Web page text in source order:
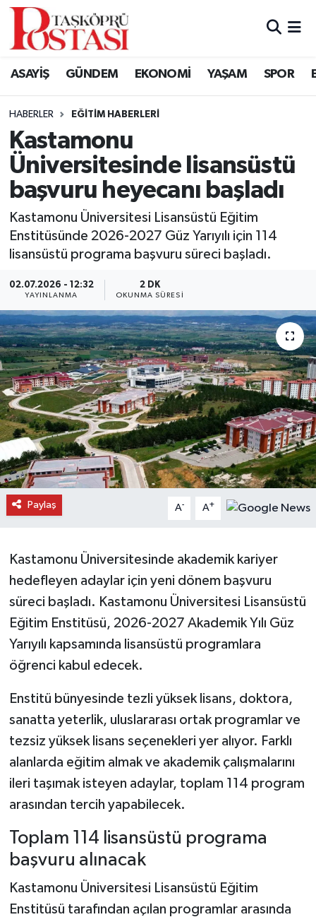
ASAYİŞ GÜNDEM EKONOMİ YAŞAM SPOR
HABERLER EĞITIM HABERLERI
Kastamonu
Üniversitesinde lisansüstü
başvuru heyecanı başladı
Kastamonu Üniversitesi Lisansüstü Eğitim
Enstitüsünde 2026-2027 Güz Yarıyılı için 114
lisansüstü programa başvuru süreci başladı.
02.07.2026 - 12:32
YAYINLANMA
2 DK
OKUNMA SÜRESI
Paylaş A- A+
Kastamonu Üniversitesinde akademik kariyer
hedefleyen adaylar için yeni dönem başvuru
süreci başladı. Kastamonu Üniversitesi Lisansüstü
Eğitim Enstitüsü, 2026-2027 Akademik Yılı Güz
Yarıyılı kapsamında lisansüstü programlara
öğrenci kabul edecek.
Enstitü bünyesinde tezli yüksek lisans, doktora,
sanatta yeterlik, uluslararası ortak programlar ve
tezsiz yüksek lisans seçenekleri yer alıyor. Farklı
alanlarda eğitim almak ve akademik çalışmalarını
ileri taşımak isteyen adaylar, toplam 114 program
arasından tercih yapabilecek.
Toplam 114 lisansüstü programa
başvuru alınacak
Kastamonu Üniversitesi Lisansüstü Eğitim
Enstitüsü tarafından açılan programlar arasında
Kastamonu Vefat Edenler
Araç Haberleri
Azdavay Haberleri
Bozkurt Haberleri
Daday Haberleri
Devrekani Haberleri
Doğanyurt Haberleri
Hanönü Haberleri
İhsangazi Haberleri
Küre Haberleri
Merkez Haberleri
Pınarbaşı Haberleri
Şenpazar Haberleri
Seydiler Haberleri
Taşköprü Haberleri
Karadeniz Haberleri
Ulusal Haberler
Teknoloji Haberleri